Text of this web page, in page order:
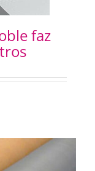
faz